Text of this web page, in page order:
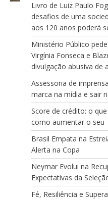
Livro de Luiz Paulo
desafios de uma
aos 120 anos poderá
Ministério Público
Virgínia Fonseca e
divulgação abusiva de
Assessoria de
marca na mídia e sair
Score de crédito: o
como aumentar o seu
Brasil Empata na
Alerta na Copa
Neymar Evolui na
Expectativas da
Fé, Resiliência e